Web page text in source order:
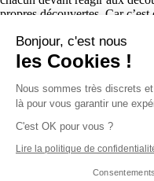
Bonjour, c'est nous
les Cookies !
Nous sommes très discrets
là pour vous garantir une
C'est OK pour vous ?
Lire la politique de
propres découvertes. Car
une innovation présentée.
rappelle Isabelle, on ne
à jouer (qu’elle joue déjà), en
demander si les jours des
utilisés dans la veille, ne sont
(ChatGPT, Claude, Google
irrésistiblement.
transformation d’une